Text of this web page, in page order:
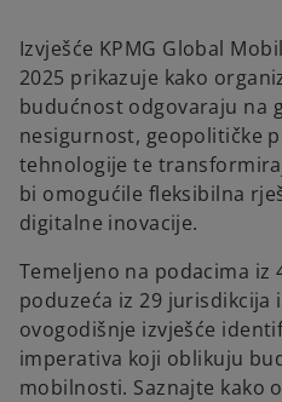
Izvješće KPMG Global
2025 prikazuje kako
budućnost odgovaraju na
nesigurnost, geopolitičke
tehnologije te
bi omogućile fleksibilna
digitalne inovacije.
Temeljeno na podacima iz
poduzeća iz 29 jurisdikcija
ovogodišnje izvješće
imperativa koji oblikuju
mobilnosti. Saznajte kako